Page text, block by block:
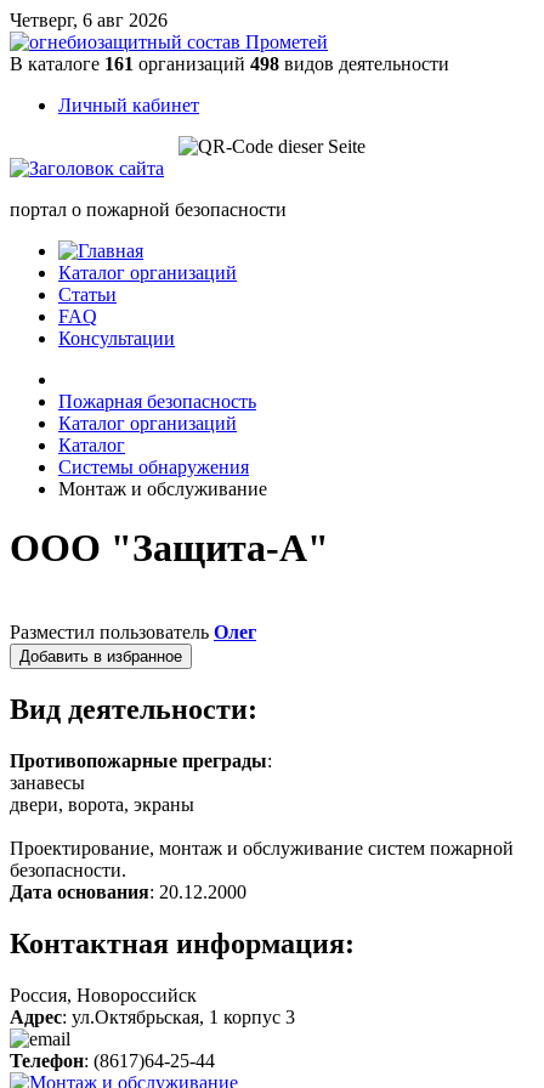
Четверг, 6 авг 2026
В каталоге 161 организаций 498 видов деятельности
Личный кабинет
портал о пожарной безопасности
Каталог организаций
Статьи
FAQ
Консультации
Пожарная безопасность
Каталог организаций
Каталог
Системы обнаружения
Монтаж и обслуживание
ООО "Защита-А"
Разместил пользователь Олег
Добавить в избранное
Вид деятельности:
Противопожарные преграды:
занавесы
двери, ворота, экраны
Проектирование, монтаж и обслуживание систем пожарной
безопасности.
Дата основания: 20.12.2000
Контактная информация:
Россия, Новороссийск
Адрес: ул.Октябрьская, 1 корпус 3
Телефон: (8617)64-25-44